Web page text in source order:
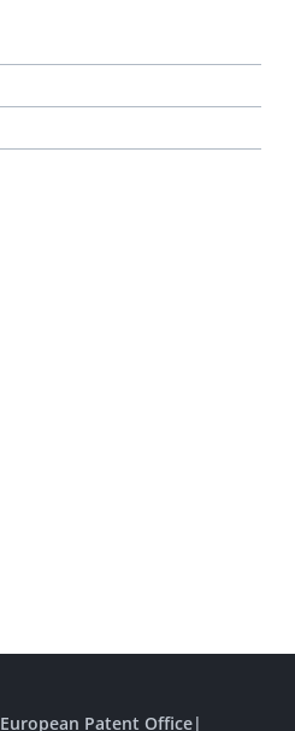
European Patent Office|